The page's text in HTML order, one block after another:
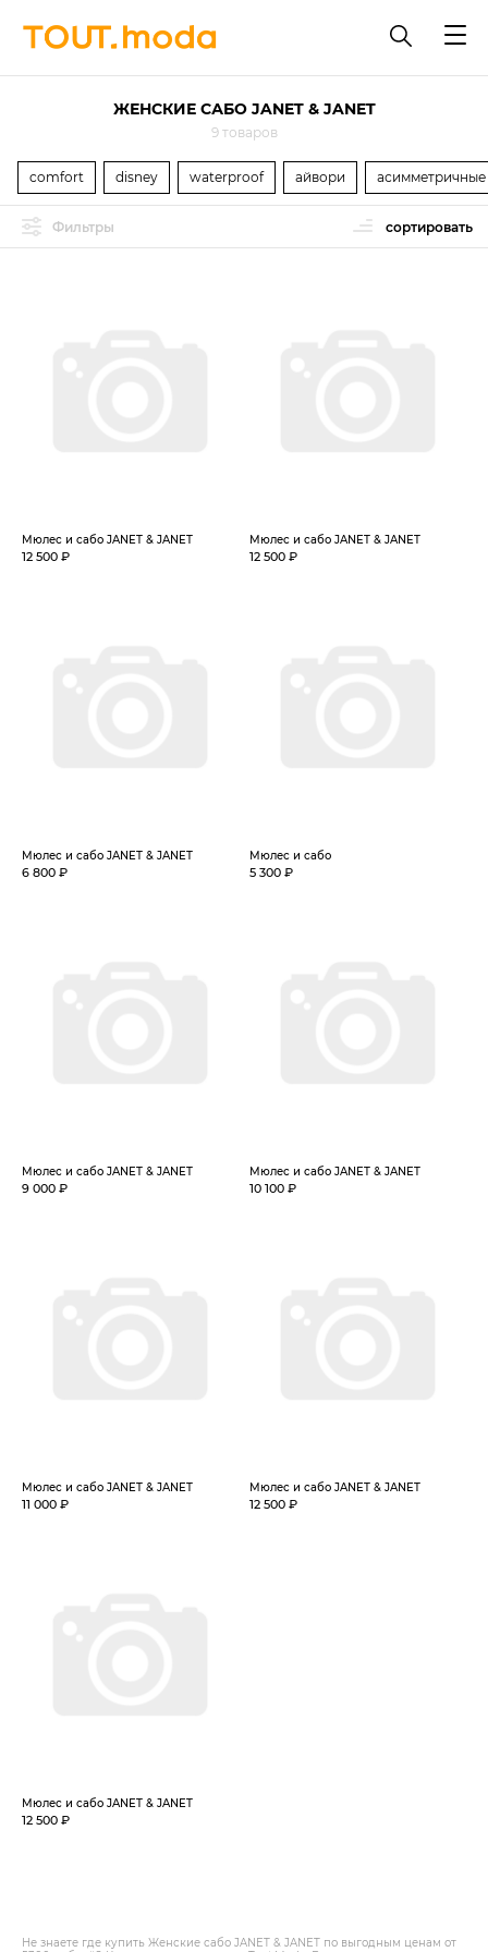
ЖЕНСКИЕ САБО JANET & JANET
9 товаров
comfort disney waterproof айвори асимметричные
Фильтры сортировать
Мюлес и сабо JANET & JANET
12 500 ₽
Мюлес и сабо JANET & JANET
12 500 ₽
Мюлес и сабо JANET & JANET
6 800 ₽
Мюлес и сабо
5 300 ₽
Мюлес и сабо JANET & JANET
9 000 ₽
Мюлес и сабо JANET & JANET
10 100 ₽
Мюлес и сабо JANET & JANET
11 000 ₽
Мюлес и сабо JANET & JANET
12 500 ₽
Мюлес и сабо JANET & JANET
12 500 ₽
Не знаете где купить Женские сабо JANET & JANET по выгодным ценам от